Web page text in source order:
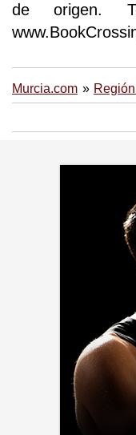
de origen.
Murcia.com